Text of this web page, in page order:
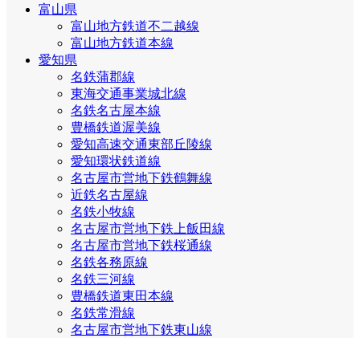
富山県
富山地方鉄道不二越線
富山地方鉄道本線
愛知県
名鉄蒲郡線
東海交通事業城北線
名鉄名古屋本線
豊橋鉄道渥美線
愛知高速交通東部丘陵線
愛知環状鉄道線
名古屋市営地下鉄鶴舞線
近鉄名古屋線
名鉄小牧線
名古屋市営地下鉄上飯田線
名古屋市営地下鉄桜通線
名鉄各務原線
名鉄三河線
豊橋鉄道東田本線
名鉄常滑線
名古屋市営地下鉄東山線